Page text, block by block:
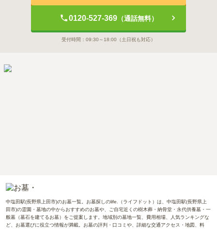
0120-527-369（通話無料）
受付時間： 09:30～18:00 （土日祝も対応）
中塩田駅(長野県上田市)のお墓一覧。お墓探しのlife.（ライフドット）は、中塩田駅(長野県上
田市)の霊園・墓地の中からおすすめのお墓や、ご自宅近くの樹木葬・納骨堂・永代供養墓・一
般墓（墓石を建てるお墓）をご提案します。地域別の墓地一覧、費用相場、人気ランキングな
ど、お墓選びに役立つ情報が満載。お墓の評判・口コミや、詳細な交通アクセス・地図、料